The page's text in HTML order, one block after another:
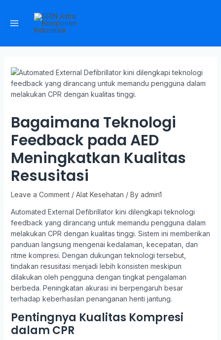
Bagaimana Teknologi
Feedback pada AED
Meningkatkan Kualitas
Resusitasi
Leave a Comment / Alat Kesehatan / By admin1
Automated External Defibrillator kini dilengkapi teknologi
feedback yang dirancang untuk memandu pengguna dalam
melakukan CPR dengan kualitas tinggi. Sistem ini memberikan
panduan langsung mengenai kedalaman, kecepatan, dan
ritme kompresi. Dengan dukungan teknologi tersebut,
tindakan resusitasi menjadi lebih konsisten meskipun
dilakukan oleh pengguna dengan tingkat pengalaman
berbeda. Peningkatan akurasi ini berpengaruh besar
terhadap keberhasilan penanganan henti jantung.
Pentingnya Kualitas Kompresi
dalam CPR